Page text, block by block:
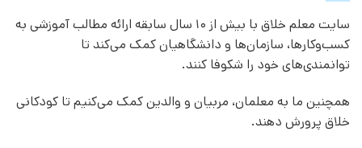
سایت معلم خلاق با بیش از 10 سال سابقه ارائه مطالب آموزشی به
کسب‌وکارها، سازمان‌ها و دانشگاهیان کمک می‌کند تا
توانمندی‌های خود را شکوفا کنند.
همچنین ما به معلمان، مربیان و والدین کمک می‌کنیم تا کودکانی
خلاق پرورش دهند.